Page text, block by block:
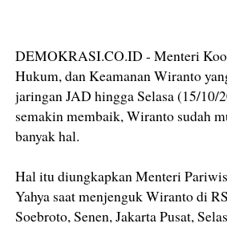
DEMOKRASI.CO.ID - Menteri
Hukum, dan Keamanan Wiranto
jaringan JAD hingga Selasa (15/10/
semakin membaik, Wiranto sudah
banyak hal.
Hal itu diungkapkan Menteri
Yahya saat menjenguk Wiranto di
Soebroto, Senen, Jakarta Pusat,